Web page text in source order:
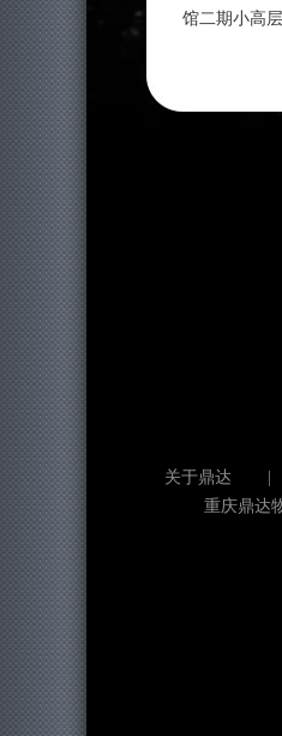
馆二期小高
关于鼎达
重庆鼎达物业